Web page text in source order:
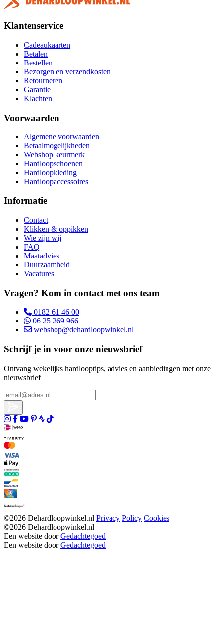
Klantenservice
Cadeaukaarten
Betalen
Bestellen
Bezorgen en verzendkosten
Retourneren
Garantie
Klachten
Voorwaarden
Algemene voorwaarden
Betaalmogelijkheden
Webshop keurmerk
Hardloopschoenen
Hardloopkleding
Hardloopaccessoires
Informatie
Contact
Klikken & oppikken
Wie zijn wij
FAQ
Maatadvies
Duurzaamheid
Vacatures
Vragen? Kom in contact met ons team
0182 61 46 00
06 25 269 966
webshop@dehardloopwinkel.nl
Schrijf je in voor onze nieuwsbrief
Ontvang wekelijks hardlooptips, advies en aanbiedingen met onze
nieuwsbrief
©2026 Dehardloopwinkel.nl Privacy Policy Cookies
©2026 Dehardloopwinkel.nl
Een website doorGedachtegoed
Een website doorGedachtegoed